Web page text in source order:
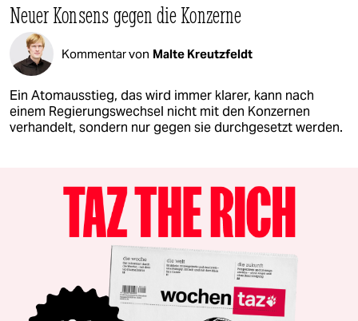
Neuer Konsens gegen die Konzerne
Kommentar von Malte Kreutzfeldt
Ein Atomausstieg, das wird immer klarer, kann nach
einem Regierungswechsel nicht mit den Konzernen
verhandelt, sondern nur gegen sie durchgesetzt werden.